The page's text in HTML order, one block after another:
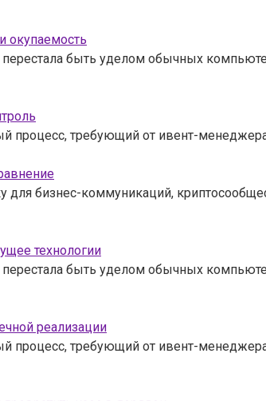
окупаемость
быть уделом обычных
процесс, требующий от ивент-
для бизнес-коммуникаций,
технологии
быть уделом обычных
реализации
процесс, требующий от ивент-